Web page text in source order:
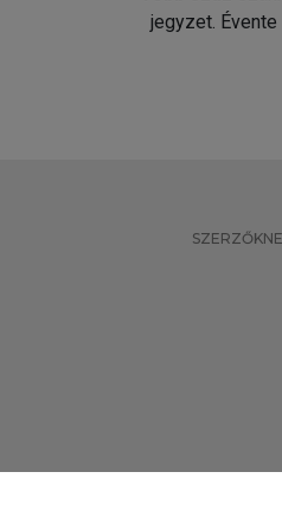
jegyzet. Évente